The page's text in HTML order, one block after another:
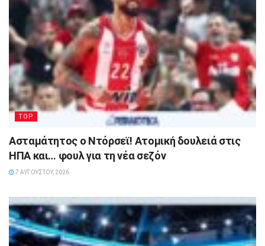
TOP
Ασταμάτητος ο Ντόρσεϊ! Ατομική δουλειά στις
ΗΠΑ και… φουλ για τη νέα σεζόν
7 ΑΥΓΟΎΣΤΟΥ, 2026